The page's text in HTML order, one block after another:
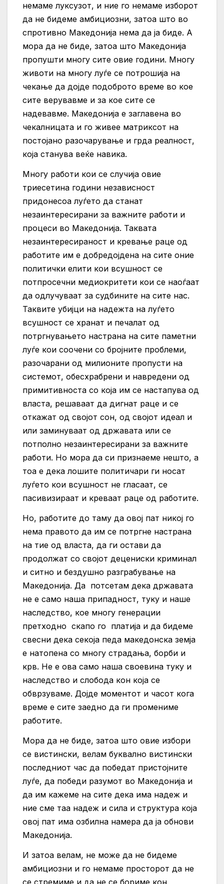
немаме луксузот, и ние го немаме изборот
да не бидеме амбициозни, затоа што во
спротивно Македонија нема да ја биде. А
мора да не биде, затоа што Македонија
пропушти многу сите овие години. Многу
животи на многу луѓе се потрошија на
чекање да дојде подоброто време во кое
сите верувавме и за кое сите се
надевавме. Македонија е заглавена во
чекалницата и го живее матриксот на
постојано разочарување и грда реалност,
која станува веќе навика.
Многу работи кои се случија овие
триесетина години независност
придонесоа луѓето да станат
незаинтересирани за важните работи и
процеси во Македонија. Таквата
незаинтересираност и кревање раце од
работите им е добредојдена на сите оние
политички елити кои всушност се
потпросечни медиокритети кои се наоѓаат
да одлучуваат за судбините на сите нас.
Таквите убијци на надежта на луѓето
всушност се хранат и печалат од
потргнувањето настрана на сите паметни
луѓе кои соочени со бројните проблеми,
разочарани од милионите пропусти на
системот, обесхрабрени и навредени од
примитивноста со која им се настапува од
власта, решаваат да дигнат раце и се
откажат од својот сон, од својот идеал и
или заминуваат од државата или се
потполно незаинтересирани за важните
работи. Но мора да си признаеме нешто, а
тоа е дека лошите политичари ги носат
луѓето кои всушност не гласаат, се
пасивизираат и креваат раце од работите.
Но, работите до таму да овој пат никој го
нема правото да им се потргне настрана
на тие од власта, да ги остави да
продолжат со својот децениски криминал
и ситно и бездушно разграбување на
Македонија. Да потсетам дека државата
не е само наша припадност, туку и наше
наследство, кое многу генерации
претходно скапо го платија и да бидеме
свесни дека секоја педа македонска земја
е натопена со многу страдања, борби и
крв. Не е ова само наша своевина туку и
наследство и слобода кон која се
обврзуваме. Дојде моментот и часот кога
време е сите заедно да ги промениме
работите.
Мора да не биде, затоа што овие избори
се вистински, велам буквално вистински
последниот час да победат пристојните
луѓе, да победи разумот во Македонија и
да им кажеме на сите дека има надеж и
ние сме таа надеж и сила и структура која
овој пат има озбилна намера да ја обнови
Македонија.
И затоа велам, не може да не бидеме
амбициозни и го немаме просторот да не
се стремиме и да не се бориме кон